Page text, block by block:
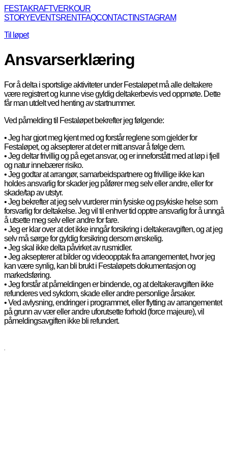
FESTAKRAFTVERKOUR
STORYEVENTSRENTFAQCONTACTINSTAGRAM
Til løpet
Ansvarserklæring
For å delta i sportslige aktiviteter under Festaløpet må alle deltakere
være registrert og kunne vise gyldig deltakerbevis ved oppmøte. Dette
får man utdelt ved henting av startnummer.
Ved påmelding til Festaløpet bekrefter jeg følgende:
• Jeg har gjort meg kjent med og forstår reglene som gjelder for
Festaløpet, og aksepterer at det er mitt ansvar å følge dem.
• Jeg deltar frivillig og på eget ansvar, og er inneforstått med at løp i fjell
og natur innebærer risiko.
• Jeg godtar at arrangør, samarbeidspartnere og frivillige ikke kan
holdes ansvarlig for skader jeg påfører meg selv eller andre, eller for
skade/tap av utstyr.
• Jeg bekrefter at jeg selv vurderer min fysiske og psykiske helse som
forsvarlig for deltakelse. Jeg vil til enhver tid opptre ansvarlig for å unngå
å utsette meg selv eller andre for fare.
• Jeg er klar over at det ikke inngår forsikring i deltakeravgiften, og at jeg
selv må sørge for gyldig forsikring dersom ønskelig.
• Jeg skal ikke delta påvirket av rusmidler.
• Jeg aksepterer at bilder og videoopptak fra arrangementet, hvor jeg
kan være synlig, kan bli brukt i Festaløpets dokumentasjon og
markedsføring.
• Jeg forstår at påmeldingen er bindende, og at deltakeravgiften ikke
refunderes ved sykdom, skade eller andre personlige årsaker.
• Ved avlysning, endringer i programmet, eller flytting av arrangementet
på grunn av vær eller andre uforutsette forhold (force majeure), vil
påmeldingsavgiften ikke bli refundert.